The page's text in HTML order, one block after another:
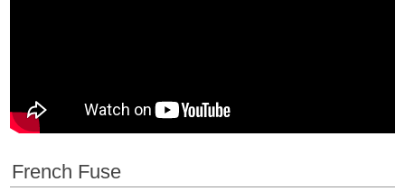
French Fuse